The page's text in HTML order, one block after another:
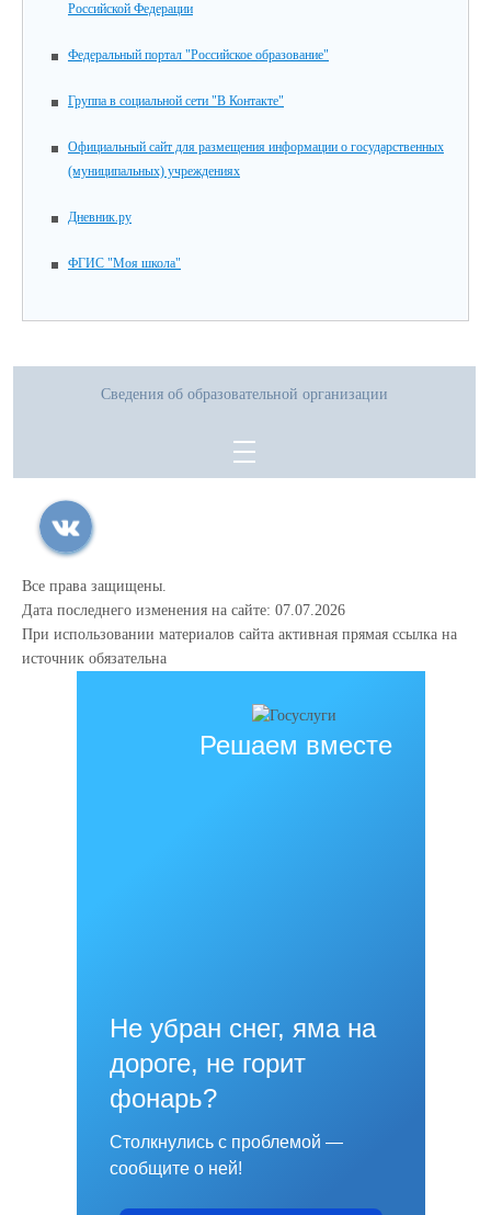
Российской Федерации
Федеральный портал "Российское образование"
Группа в социальной сети "В Контакте"
Официальный сайт для размещения информации о государственных
(муниципальных) учреждениях
Дневник.ру
ФГИС "Моя школа"
Сведения об образовательной организации
Все права защищены.
Дата последнего изменения на сайте: 07.07.2026
При использовании материалов сайта активная прямая ссылка на
источник обязательна
Решаем вместе
Не убран снег, яма на
дороге, не горит
фонарь?
Столкнулись с проблемой —
сообщите о ней!